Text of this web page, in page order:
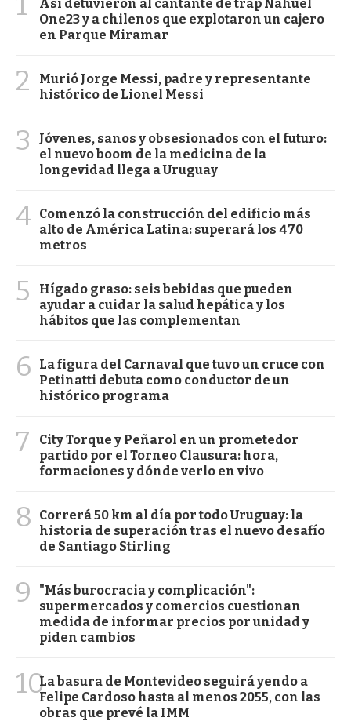
Así detuvieron al cantante de trap Nahuel
One23 y a chilenos que explotaron un cajero
en Parque Miramar
2
Murió Jorge Messi, padre y representante
histórico de Lionel Messi
3
Jóvenes, sanos y obsesionados con el futuro:
el nuevo boom de la medicina de la
longevidad llega a Uruguay
4 Comenzó la construcción del edificio más
alto de América Latina: superará los 470
metros
5
Hígado graso: seis bebidas que pueden
ayudar a cuidar la salud hepática y los
hábitos que las complementan
6
La figura del Carnaval que tuvo un cruce con
Petinatti debuta como conductor de un
histórico programa
7
City Torque y Peñarol en un prometedor
partido por el Torneo Clausura: hora,
formaciones y dónde verlo en vivo
8
Correrá 50 km al día por todo Uruguay: la
historia de superación tras el nuevo desafío
de Santiago Stirling
9
"Más burocracia y complicación":
supermercados y comercios cuestionan
medida de informar precios por unidad y
piden cambios
10La basura de Montevideo seguirá yendo a
Felipe Cardoso hasta al menos 2055, con las
obras que prevé la IMM